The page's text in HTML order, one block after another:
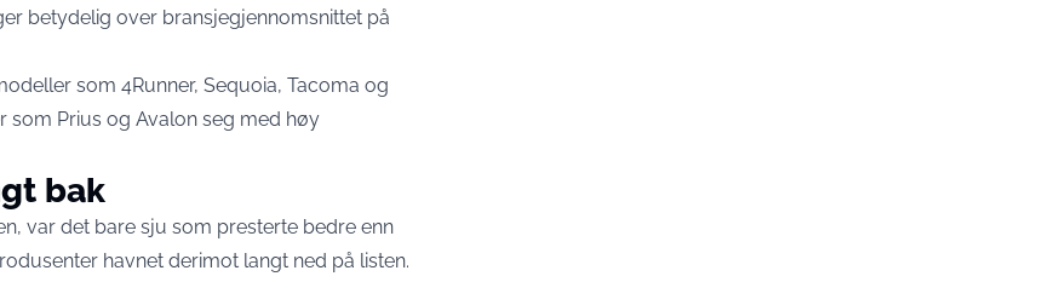
betydelig over bransjegjennomsnittet på
som 4Runner, Sequoia, Tacoma og
som Prius og Avalon seg med høy
bak
var det bare sju som presterte bedre enn
havnet derimot langt ned på listen.